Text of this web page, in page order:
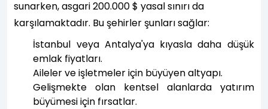
sunarken, asgari 200.000 $ yasal sınırı da
karşılamaktadır. Bu şehirler şunları sağlar:
İstanbul veya Antalya'ya kıyasla daha düşük
emlak fiyatları.
Aileler ve işletmeler için büyüyen altyapı.
Gelişmekte olan kentsel alanlarda yatırım
büyümesi için fırsatlar.